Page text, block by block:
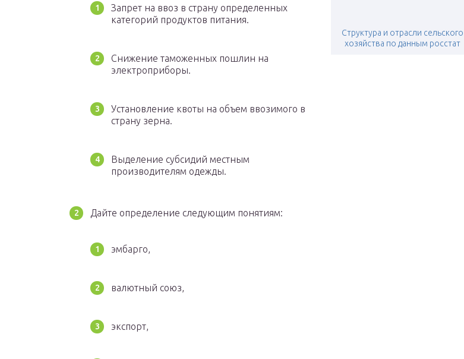
Структура и отрасли сельского
хозяйства по данным росстат
Запрет на ввоз в страну определенных
категорий продуктов питания.
Снижение таможенных пошлин на
электроприборы.
Установление квоты на объем ввозимого в
страну зерна.
Выделение субсидий местным
производителям одежды.
Дайте определение следующим понятиям:
эмбарго,
валютный союз,
экспорт,